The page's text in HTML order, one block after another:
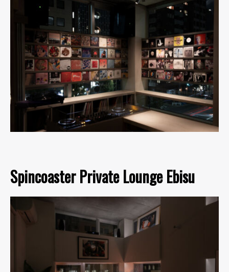
Spincoaster Private Lounge Ebisu